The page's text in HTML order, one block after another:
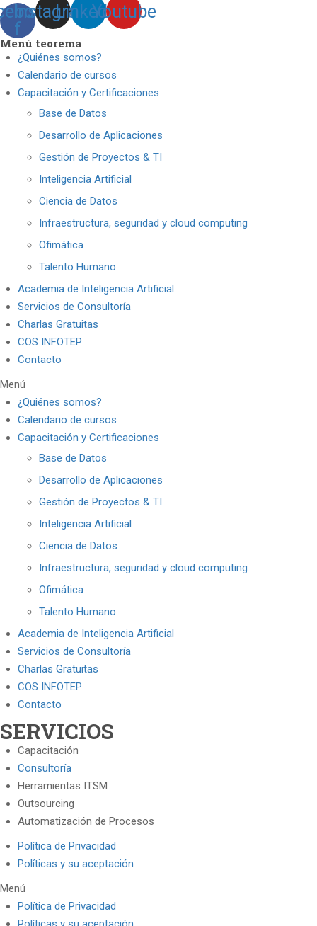
f
Instagram
LinkedinYoutube
Menú teorema
¿Quiénes somos?
Calendario de cursos
Capacitación y Certificaciones
Base de Datos
Desarrollo de Aplicaciones
Gestión de Proyectos & TI
Inteligencia Artificial
Ciencia de Datos
Infraestructura, seguridad y cloud computing
Ofimática
Talento Humano
Academia de Inteligencia Artificial
Servicios de Consultoría
Charlas Gratuitas
COS INFOTEP
Contacto
Menú
¿Quiénes somos?
Calendario de cursos
Capacitación y Certificaciones
Base de Datos
Desarrollo de Aplicaciones
Gestión de Proyectos & TI
Inteligencia Artificial
Ciencia de Datos
Infraestructura, seguridad y cloud computing
Ofimática
Talento Humano
Academia de Inteligencia Artificial
Servicios de Consultoría
Charlas Gratuitas
COS INFOTEP
Contacto
SERVICIOS
Capacitación
Consultoría
Herramientas ITSM
Outsourcing
Automatización de Procesos
Política de Privacidad
Políticas y su aceptación
Menú
Política de Privacidad